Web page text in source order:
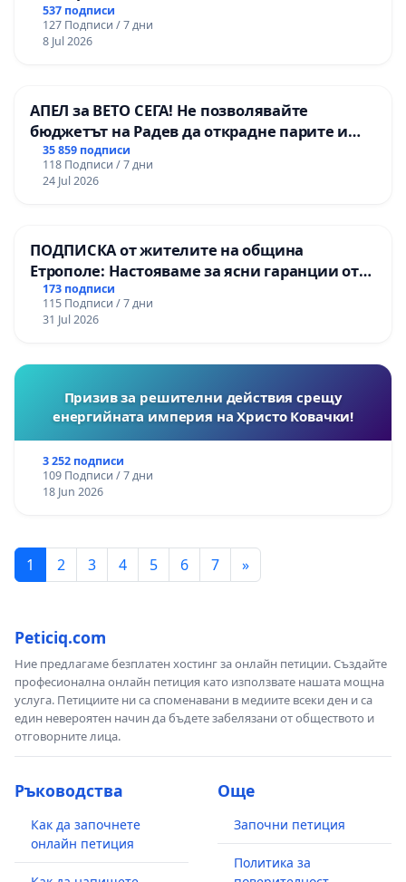
537 подписи
127 Подписи / 7 дни
8 Jul 2026
АПЕЛ за ВЕТО СЕГА! Не позволявайте
бюджетът на Радев да открадне парите и
правата ни в тъмното
35 859 подписи
118 Подписи / 7 дни
24 Jul 2026
ПОДПИСКА от жителите на община
Етрополе: Настояваме за ясни гаранции от
“Елаците-МЕД” АД и от държавата, че ще се
изпълнят всички екологични норми!
173 подписи
115 Подписи / 7 дни
31 Jul 2026
Призив за решителни действия срещу
енергийната империя на Христо Ковачки!
3 252 подписи
109 Подписи / 7 дни
18 Jun 2026
1 2 3 4 5 6 7 »
Peticiq.com
Ние предлагаме безплатен хостинг за онлайн петиции. Създайте
професионална онлайн петиция като използвате нашата мощна
услуга. Петициите ни са споменавани в медиите всеки ден и са
един невероятен начин да бъдете забелязани от обществото и
отговорните лица.
Ръководства
Как да започнете
онлайн петиция
Още
Започни петиция
Политика за